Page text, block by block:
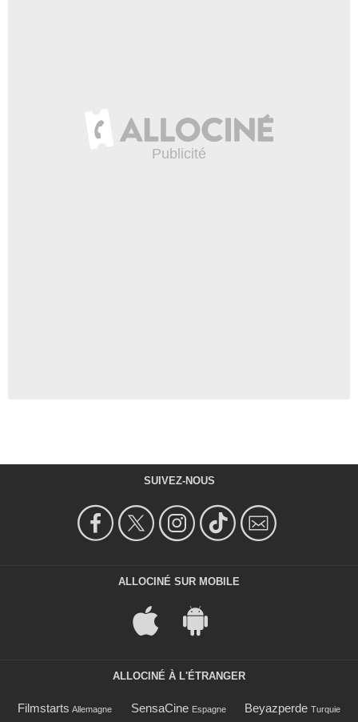
SUIVEZ-NOUS
ALLOCINÉ SUR MOBILE
ALLOCINÉ À L'ÉTRANGER
Filmstarts Allemagne SensaCine Espagne Beyazperde Turquie